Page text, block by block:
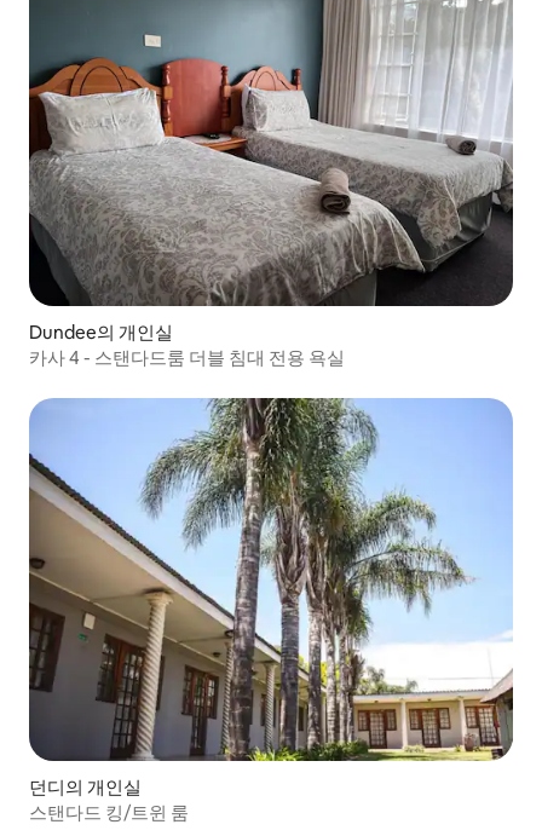
Dundee의 개인실
카사 4 - 스탠다드룸 더블 침대 전용 욕실
던디의 개인실
스탠다드 킹/트윈 룸